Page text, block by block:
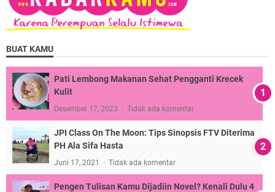
BUAT KAMU
Pati Lembong Makanan Sehat Pengganti Krecek
Kulit
Desember 17, 2023 Tidak ada komentar
JPI Class On The Moon: Tips Sinopsis FTV Diterima
PH Ala Sifa Hasta
Juni 17, 2021 Tidak ada komentar
Pengen Tulisan Kamu Dijadiin Novel? Kenali Dulu 4